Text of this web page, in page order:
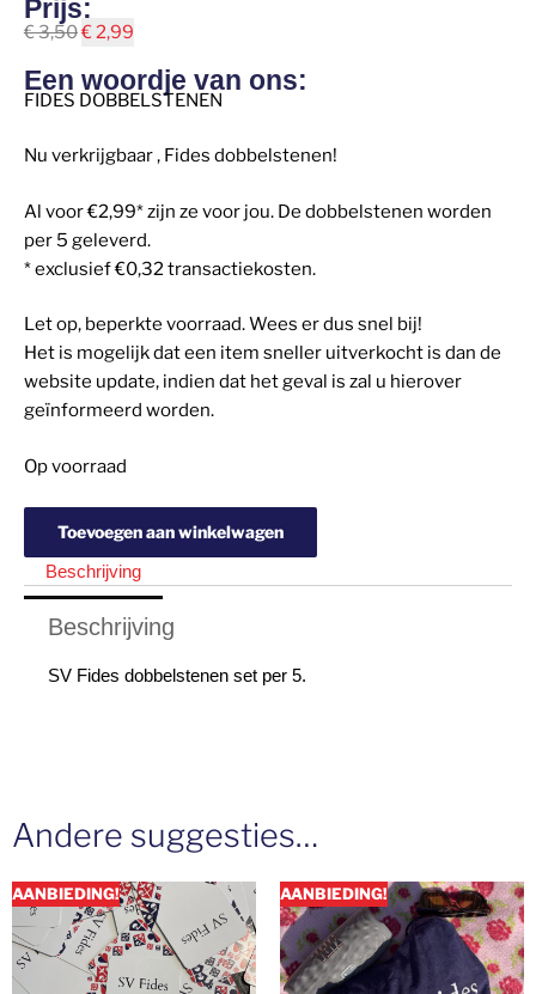
Prijs:
€3,50€2,99
Een woordje van ons:
FIDES DOBBELSTENEN
Nu verkrijgbaar , Fides dobbelstenen!
Al voor €2,99* zijn ze voor jou. De dobbelstenen worden
per 5 geleverd.
* exclusief €0,32 transactiekosten.
Let op, beperkte voorraad. Wees er dus snel bij!
Het is mogelijk dat een item sneller uitverkocht is dan de
website update, indien dat het geval is zal u hierover
geïnformeerd worden.
Op voorraad
Toevoegen aan winkelwagen
Beschrijving
Beschrijving
SV Fides dobbelstenen set per 5.
Andere suggesties…
AANBIEDING! AANBIEDING!